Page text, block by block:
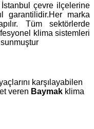
İstanbul çevre ilçelerine
garantilidir.Her marka
Tüm sektörlerde
klima sistemleri
karşılayabilen
veren Baymak klima